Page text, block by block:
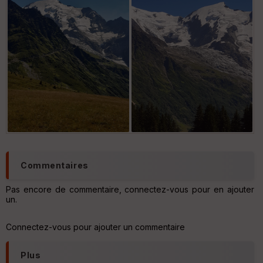
Commentaires
Pas encore de commentaire, connectez-vous pour en ajouter
un.
Connectez-vous pour ajouter un commentaire
Plus